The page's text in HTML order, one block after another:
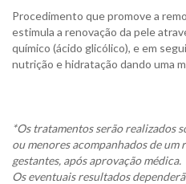
Procedimento que promove a
estimula a renovação da pele
químico (ácido glicólico), e em
nutrição e hidratação dando uma
*Os tratamentos serão realizados
ou menores acompanhados de um
gestantes, após aprovação médica.
Os eventuais resultados